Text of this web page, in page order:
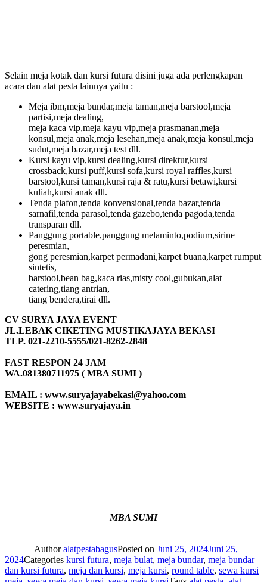
Selain meja kotak dan kursi futura disini juga ada perlengkapan
acara dan alat pesta lainnya yaitu :
Meja ibm,meja bundar,meja taman,meja barstool,meja
partisi,meja dealing,
meja kaca vip,meja kayu vip,meja prasmanan,meja
konsul,meja anak,meja lesehan,meja anak,meja konsul,meja
sudut,meja bazar,meja test dll.
Kursi kayu vip,kursi dealing,kursi direktur,kursi
crossback,kursi puff,kursi sofa,kursi royal raffles,kursi
barstool,kursi taman,kursi raja & ratu,kursi betawi,kursi
kuliah,kursi anak dll.
Tenda plafon,tenda konvensional,tenda bazar,tenda
sarnafil,tenda parasol,tenda gazebo,tenda pagoda,tenda
transparan dll.
Panggung portable,panggung melaminto,podium,sirine
peresmian,
gong peresmian,karpet permadani,karpet buana,karpet rumput
sintetis,
barstool,bean bag,kaca rias,misty cool,gubukan,alat
catering,tiang antrian,
tiang bendera,tirai dll.
CV SURYA JAYA EVENT
JL.LEBAK CIKETING MUSTIKAJAYA BEKASI
TLP. 021-2210-5555/021-8262-2848
FAST RESPON 24 JAM
WA.081380711975 ( MBA SUMI )
EMAIL : www.suryajayabekasi@yahoo.com
WEBSITE : www.suryajaya.in
MBA SUMI
AuthoralatpestabagusPosted on Juni 25, 2024Juni 25,
2024Categories kursi futura, meja bulat, meja bundar, meja bundar
dan kursi futura, meja dan kursi, meja kursi, round table, sewa kursi